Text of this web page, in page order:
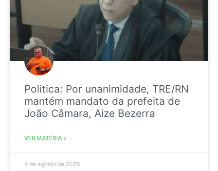
Politica: Por unanimidade, TRE/RN
mantém mandato da prefeita de
João Câmara, Aize Bezerra
VER MATÉRIA »
5 de agosto de 2026